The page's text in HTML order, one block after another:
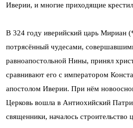
Иверии, и многие приходящие
В 324 году иверийский царь Мириан
потрясённый чудесами,
равноапостольной Нины, принял
сравнивают его с императором
апостолом Иверии. При нём
Церковь вошла в Антиохийский
священники, началось строительство